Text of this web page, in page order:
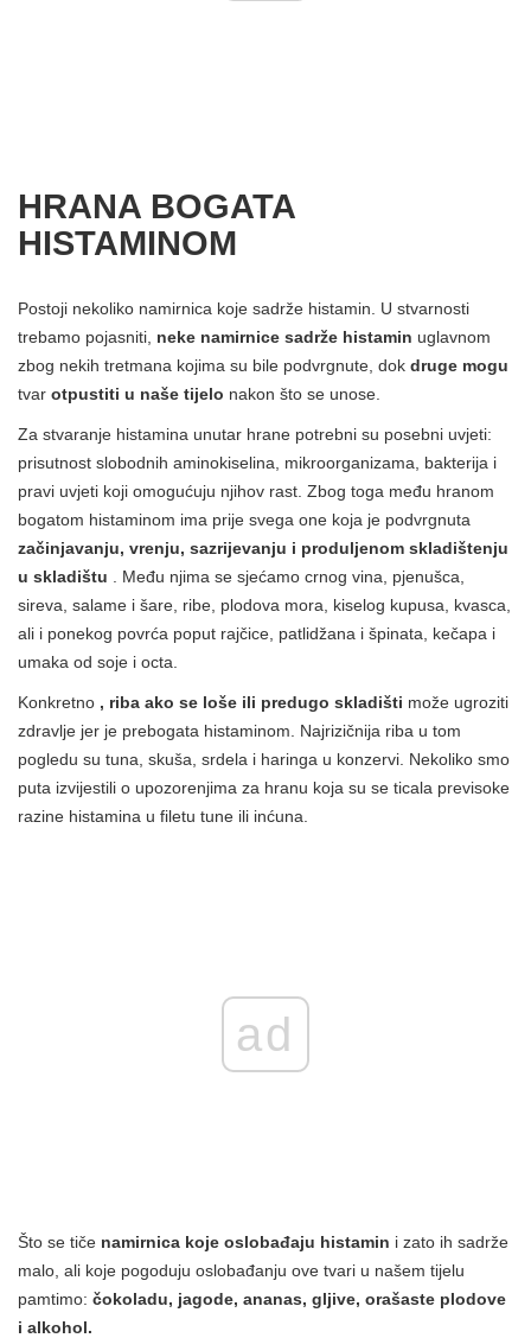
HRANA BOGATA
HISTAMINOM
Postoji nekoliko namirnica koje sadrže histamin. U stvarnosti
trebamo pojasniti, neke namirnice sadrže histamin uglavnom
zbog nekih tretmana kojima su bile podvrgnute, dok druge mogu
tvar otpustiti u naše tijelo nakon što se unose.
Za stvaranje histamina unutar hrane potrebni su posebni uvjeti:
prisutnost slobodnih aminokiselina, mikroorganizama, bakterija i
pravi uvjeti koji omogućuju njihov rast. Zbog toga među hranom
bogatom histaminom ima prije svega one koja je podvrgnuta
začinjavanju, vrenju, sazrijevanju i produljenom skladištenju
u skladištu . Među njima se sjećamo crnog vina, pjenušca,
sireva, salame i šare, ribe, plodova mora, kiselog kupusa, kvasca,
ali i ponekog povrća poput rajčice, patlidžana i špinata, kečapa i
umaka od soje i octa.
Konkretno , riba ako se loše ili predugo skladišti može ugroziti
zdravlje jer je prebogata histaminom. Najrizičnija riba u tom
pogledu su tuna, skuša, srdela i haringa u konzervi. Nekoliko smo
puta izvijestili o upozorenjima za hranu koja su se ticala previsoke
razine histamina u filetu tune ili inćuna.
ad
Što se tiče namirnica koje oslobađaju histamin i zato ih sadrže
malo, ali koje pogoduju oslobađanju ove tvari u našem tijelu
pamtimo: čokoladu, jagode, ananas, gljive, orašaste plodove
i alkohol.